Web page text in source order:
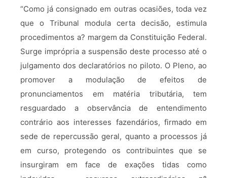
“Como já consignado em outras ocasiões, toda vez
que o Tribunal modula certa decisão, estimula
procedimentos a? margem da Constituição Federal.
Surge imprópria a suspensão deste processo até o
julgamento dos declaratórios no piloto. O Pleno, ao
promover a modulação de efeitos de
pronunciamentos em matéria tributária, tem
resguardado a observância de entendimento
contrário aos interesses fazendários, firmado em
sede de repercussão geral, quanto a processos já
em curso, protegendo os contribuintes que se
insurgiram em face de exações tidas como